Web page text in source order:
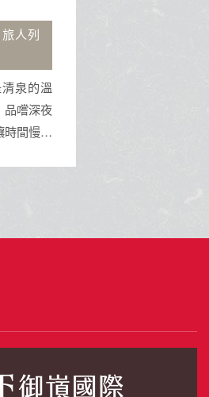
葫蘆波卡城堡、OUTLET、浪漫
葫蘆波卡城堡是波蘭的歷史遺跡，擁
壯麗建築與美麗花園。鄰近的
提供各大品牌折扣商品，浪漫羅曼蒂